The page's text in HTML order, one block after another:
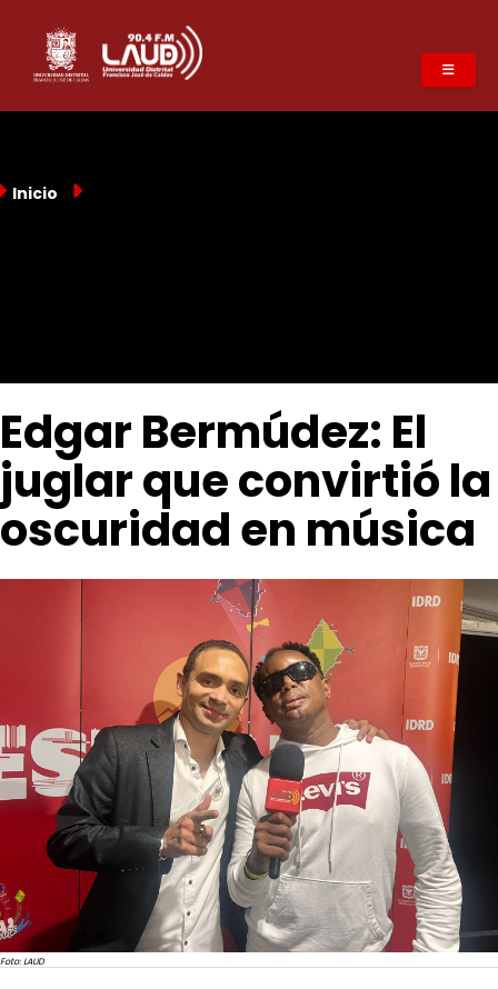
contenido
principal
Inicio
Edgar Bermúdez: El
juglar que convirtió la
oscuridad en música
Foto: LAUD